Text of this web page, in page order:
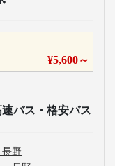
¥5,600～
バス・格安バス
長野